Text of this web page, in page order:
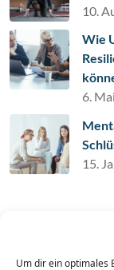
Um dir ein optimales
10.
Wie
6.
15.
(1)